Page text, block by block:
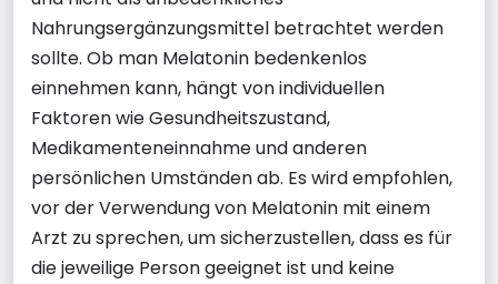
Nahrungsergänzungsmittel betrachtet werden
sollte. Ob man Melatonin bedenkenlos
einnehmen kann, hängt von individuellen
Faktoren wie Gesundheitszustand,
Medikamenteneinnahme und anderen
persönlichen Umständen ab. Es wird empfohlen,
vor der Verwendung von Melatonin mit einem
Arzt zu sprechen, um sicherzustellen, dass es für
die jeweilige Person geeignet ist und keine